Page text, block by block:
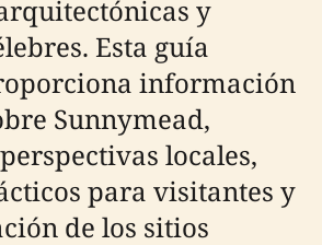
y
Esta guía
información
Sunnymead,
locales,
para visitantes y
de los sitios